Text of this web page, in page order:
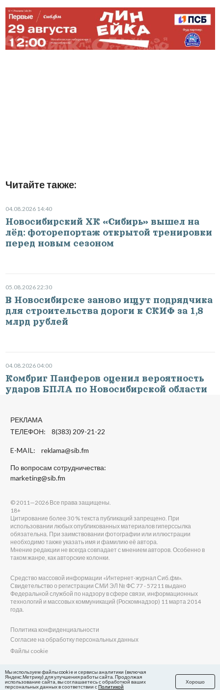
Читайте также:
04.08.2026 14:40
Новосибирский ХК «Сибирь» вышел на
лёд: фоторепортаж открытой тренировки
перед новым сезоном
05.08.2026 22:30
В Новосибирске заново ищут подрядчика
для строительства дороги к СКИФ за 1,8
млрд рублей
04.08.2026 04:00
Комбриг Панферов оценил вероятность
ударов БПЛА по Новосибирской области
РЕКЛАМА
ТЕЛЕФОН: 8(383) 209-21-22
E-MAIL: reklama@sib.fm
По вопросам сотрудничества:
marketing@sib.fm
© 2011—2026 Все права защищены.
18+
Цитирование более 30 % текста публикаций запрещено. При
использовании любых опубликованных материалов гиперссылка
обязательна. При заимствовании фотографии или иллюстрации
необходимо также указать имя и фамилию её автора.
Мнение редакции не всегда совпадает с мнением авторов. Особенно в
таком жанре, как авторские колонки.
Средство массовой информации «Интернет-журнал Сиб.фм».
Свидетельство о регистрации СМИ ЭЛ № ФС 77 - 57211 выдано
Федеральной службой по надзору в сфере связи, информационных
технологий и массовых коммуникаций (Роскомнадзор) 11 марта 2014
года.
Политика конфиденциальности
Согласие на обработку персональных данных
Файлы cookie
Главный редактор Сиб.фм
Бобровников Виктор Евгеньевич
Учредитель ООО «Сиб.фм»
Мы используем файлы cookie и сервисы аналитики (включая
Яндекс.Метрику) для улучшения работы сайта. Продолжая
использование сайта, вы соглашаетесь с обработкой ваших
персональных данных в соответствии сПолитикой
Хорошо